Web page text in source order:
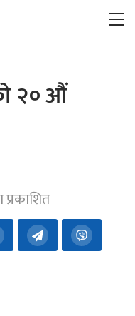
२० औं
प्रकाशित